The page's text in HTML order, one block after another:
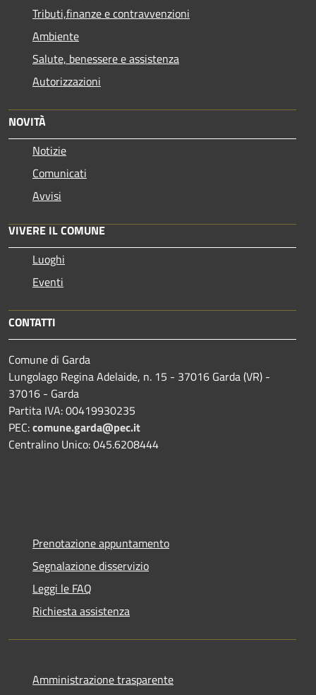
Tributi,finanze e contravvenzioni
Ambiente
Salute, benessere e assistenza
Autorizzazioni
NOVITÀ
Notizie
Comunicati
Avvisi
VIVERE IL COMUNE
Luoghi
Eventi
CONTATTI
Comune di Garda
Lungolago Regina Adelaide, n. 15 - 37016 Garda (VR) -
37016 - Garda
Partita IVA: 00419930235
PEC:comune.garda@pec.it
Centralino Unico: 045.6208444
Prenotazione appuntamento
Segnalazione disservizio
Leggi le FAQ
Richiesta assistenza
Amministrazione trasparente